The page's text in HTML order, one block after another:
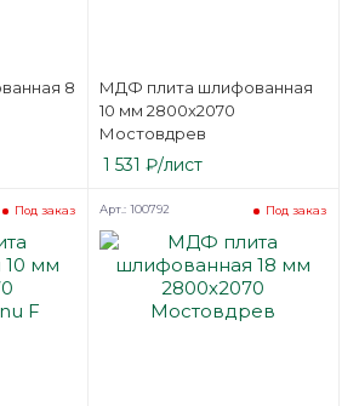
8
МДФ плита шлифованная
10 мм 2800х2070
Мостовдрев
1 531 ₽/лист
Под заказ Под заказ
Арт.: 100792